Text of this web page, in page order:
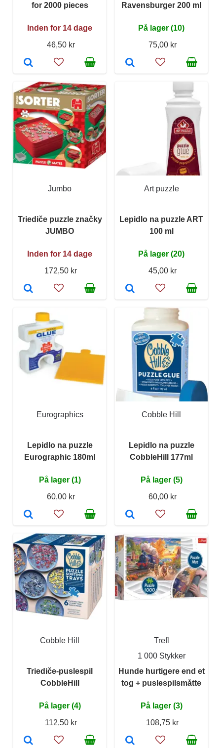
for 2000 pieces
Inden for 14 dage
46,50 kr
Ravensburger 200 ml
På lager (10)
75,00 kr
Jumbo
Triediče puzzle značky
JUMBO
Inden for 14 dage
172,50 kr
Art puzzle
Lepidlo na puzzle ART
100 ml
På lager (20)
45,00 kr
Eurographics
Lepidlo na puzzle
Eurographic 180ml
På lager (1)
60,00 kr
Cobble Hill
Lepidlo na puzzle
CobbleHill 177ml
På lager (5)
60,00 kr
Cobble Hill
Triediče-puslespil
CobbleHill
På lager (4)
112,50 kr
Trefl
1 000 Stykker
Hunde hurtigere end et
tog + puslespilsmåtte
På lager (3)
108,75 kr